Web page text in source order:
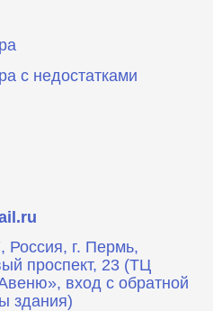
с недостатками
Россия, г. Пермь,
проспект, 23 (ТЦ
вход с обратной
здания)